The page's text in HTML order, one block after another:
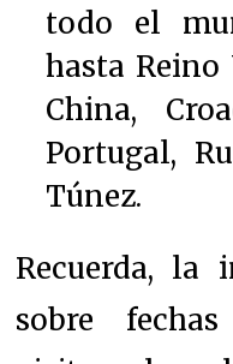
todo el
hasta
China,
Portugal,
Túnez.
Recuerda, la
sobre